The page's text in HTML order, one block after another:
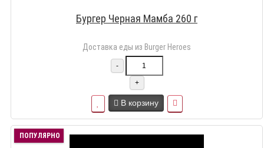
Бургер Черная Мамба 260 г
Доставка еды из Burger Heroes
-
+
В корзину
ПОПУЛЯРНО